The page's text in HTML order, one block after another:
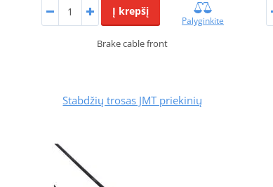
Į krepšį
Palyginkite
Brake cable front
Stabdžių trosas JMT priekinių